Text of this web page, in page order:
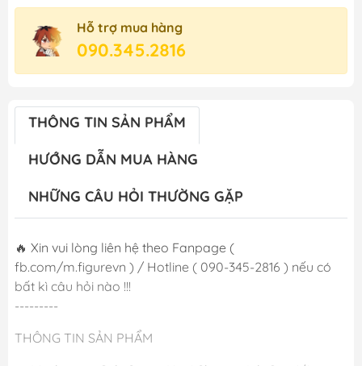
Hỗ trợ mua hàng
090.345.2816
THÔNG TIN SẢN PHẨM
HƯỚNG DẪN MUA HÀNG
NHỮNG CÂU HỎI THƯỜNG GẶP
🔥 Xin vui lòng liên hệ theo Fanpage (
fb.com/m.figurevn ) / Hotline ( 090-345-2816 ) nếu có
bất kì câu hỏi nào !!!
---------
THÔNG TIN SẢN PHẨM